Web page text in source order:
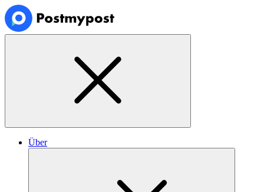
Über